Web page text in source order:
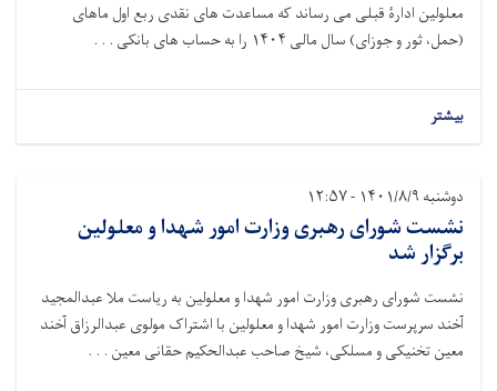
معلولین ادارۀ قبلی می رساند که مساعدت های نقدی ربع اول ماهای
(حمل، ثور و جوزای) سال مالی ۱۴۰۴ را به حساب های بانکی . . .
بیشتر
دوشنبه ۱۴۰۱/۸/۹ - ۱۲:۵۷
نشست شورای رهبری وزارت امور شهدا و معلولین
برگزار شد
نشست شورای رهبری وزارت امور شهدا و معلولین به ریاست ملا عبدالمجید
آخند سرپرست وزارت امور شهدا و معلولین با اشتراک مولوی عبدالرزاق آخند
معین تخنیکی و مسلکی، شیخ صاحب عبدالحکیم حقانی معین . . .